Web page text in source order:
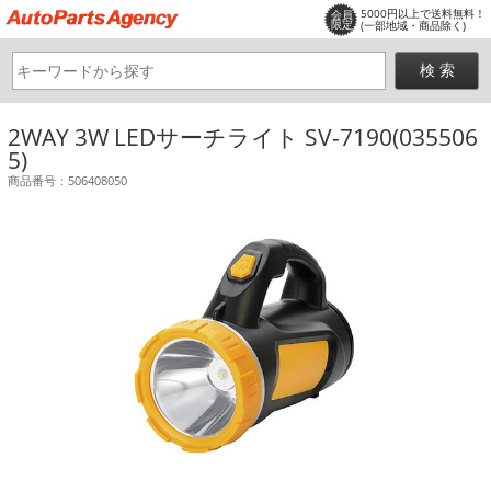
会員
限定
5000円以上で送料無料！
(一部地域・商品除く)
2WAY 3W LEDサーチライト SV-7190(035506
5)
商品番号：506408050